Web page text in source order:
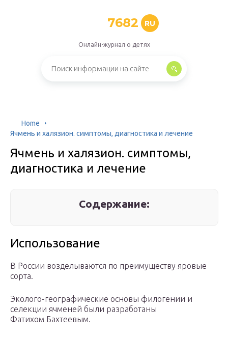
7682 RU
Онлайн-журнал о детях
Home
Ячмень и халязион. симптомы, диагностика и лечение
Ячмень и халязион. симптомы,
диагностика и лечение
Содержание:
Использование
В России возделываются по преимуществу яровые
сорта.
Эколого-географические основы филогении и
селекции ячменей были разработаны
Фатихом Бахтеевым.